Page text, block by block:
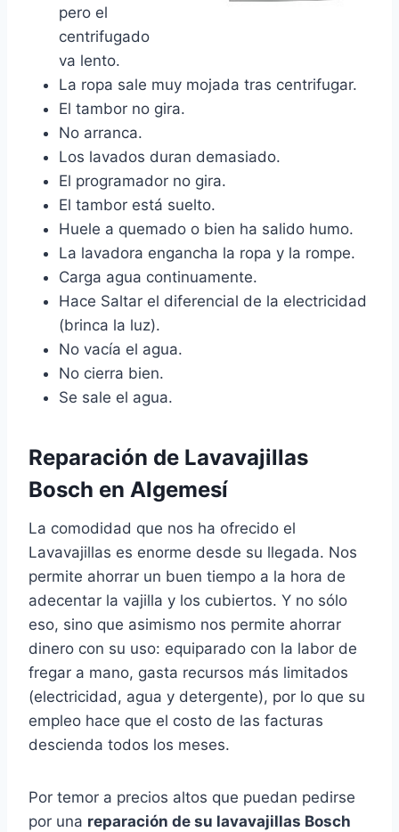
pero el
centrifugado
va lento.
La ropa sale muy mojada tras centrifugar.
El tambor no gira.
No arranca.
Los lavados duran demasiado.
El programador no gira.
El tambor está suelto.
Huele a quemado o bien ha salido humo.
La lavadora engancha la ropa y la rompe.
Carga agua continuamente.
Hace Saltar el diferencial de la electricidad
(brinca la luz).
No vacía el agua.
No cierra bien.
Se sale el agua.
Reparación de Lavavajillas
Bosch en Algemesí
La comodidad que nos ha ofrecido el
Lavavajillas es enorme desde su llegada. Nos
permite ahorrar un buen tiempo a la hora de
adecentar la vajilla y los cubiertos. Y no sólo
eso, sino que asimismo nos permite ahorrar
dinero con su uso: equiparado con la labor de
fregar a mano, gasta recursos más limitados
(electricidad, agua y detergente), por lo que su
empleo hace que el costo de las facturas
descienda todos los meses.
Por temor a precios altos que puedan pedirse
por una reparación de su lavavajillas Bosch